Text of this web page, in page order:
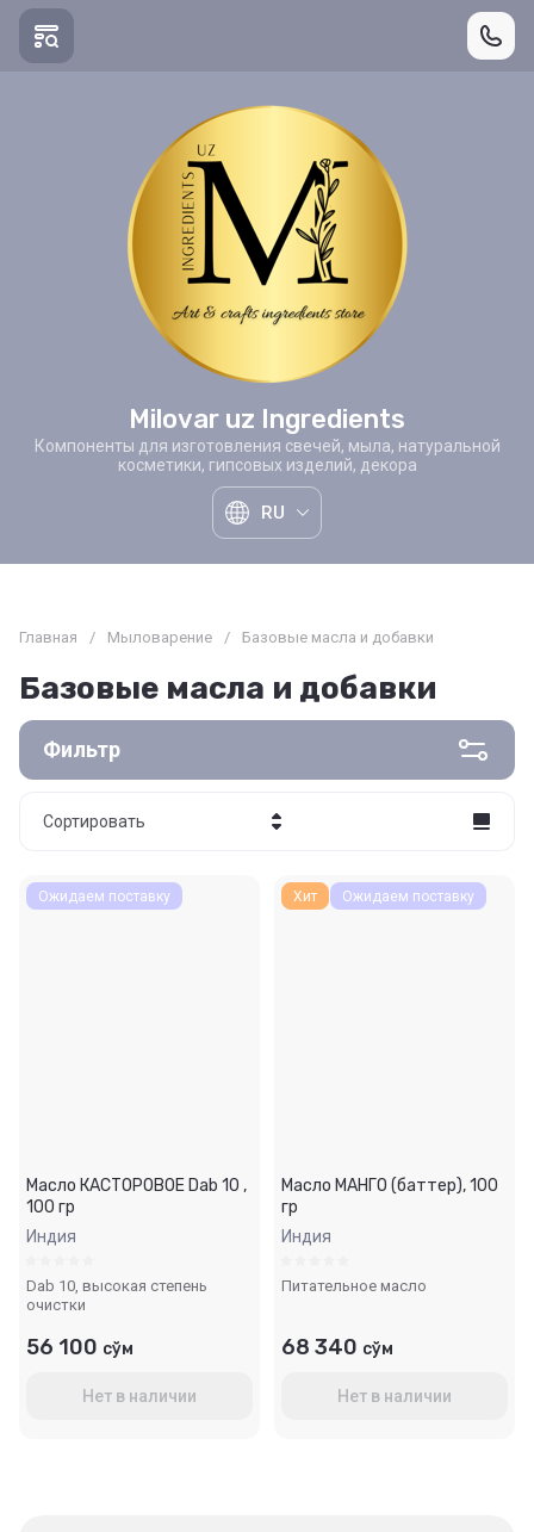
Milovar uz Ingredients
Компоненты для изготовления свечей, мыла, натуральной
косметики, гипсовых изделий, декора
RU
Главная / Мыловарение / Базовые масла и добавки
Базовые масла и добавки
Фильтр
Сортировать
Цена - возрастание
Ожидаем поставку
Масло КАСТОРОВОЕ Dab 10 ,
100 гр
Индия
Dab 10, высокая степень
очистки
56 100 сўм
Нет в наличии
Хит Ожидаем поставку
Масло МАНГО (баттер), 100
гр
Индия
Питательное масло
68 340 сўм
Нет в наличии